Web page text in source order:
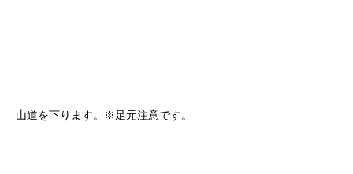
山道を下ります。※足元注意です。